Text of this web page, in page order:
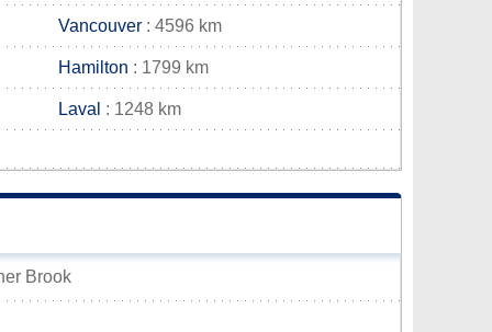
Vancouver : 4596 km
Hamilton : 1799 km
Laval : 1248 km
Brook